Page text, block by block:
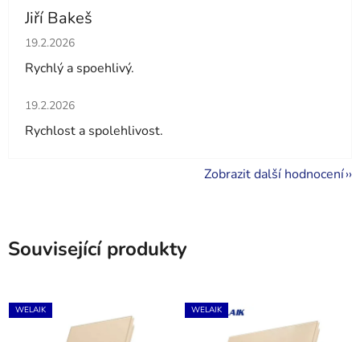
Jiří Bakeš
Hodnocení obchodu je 5 z 5 hvězdiček.
19.2.2026
Rychlý a spoehlivý.
Hodnocení obchodu je 5 z 5 hvězdiček.
19.2.2026
Rychlost a spolehlivost.
Zobrazit další hodnocení
Související produkty
WELAIK WELAIK